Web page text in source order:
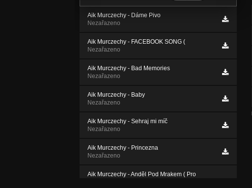
Aik Murczechy - Dáme Pivo
Nezařazeno
Aik Murczechy - FACEBOOK SONG (
Nezařazeno
Aik Murczechy - Bad Memories
Nezařazeno
Aik Murczechy - Baby
Nezařazeno
Aik Murczechy - Sehraj mi míč
Nezařazeno
Aik Murczechy - Princezna
Nezařazeno
Aik Murczechy - Anděl Pod Mrakem ( Pro